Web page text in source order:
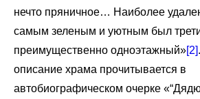
нечто пряничное… Наиболее
самым зеленым и уютным был
преимущественно одноэтажный»[2]
описание храма прочитывается в
автобиографическом очерке